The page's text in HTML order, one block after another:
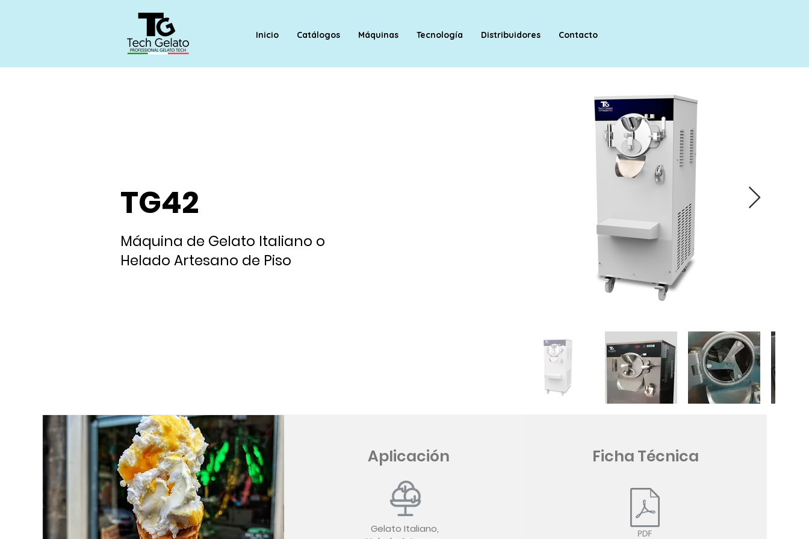
Inicio Catálogos Máquinas Tecnología Distribuidores Contacto
TG42
Máquina de Gelato Italiano o
Helado Artesano de Piso
Aplicación
Gelato Italiano,
Ficha Técnica